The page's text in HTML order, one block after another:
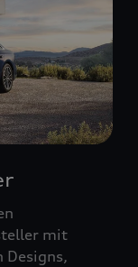
mit
Designs,